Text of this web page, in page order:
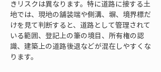
きリスクは異なります。特に道路に接する土
地では、現地の舗装端や側溝、塀、境界標だ
けを見て判断すると、道路として管理されて
いる範囲、登記上の筆の境目、所有権の認
識、建築上の道路後退などが混在しやすくな
ります。